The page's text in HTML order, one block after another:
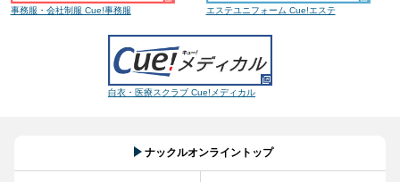
事務服・会社制服 Cue!事務服 エステユニフォーム Cue!エステ
白衣・医療スクラブ Cue!メディカル
ナックルオンライントップ